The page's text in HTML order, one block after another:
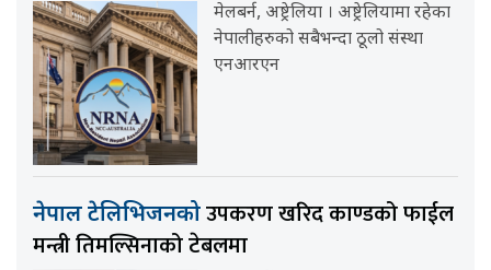
मेलबर्न, अष्ट्रेलिया । अष्ट्रेलियामा रहेका
नेपालीहरुको सबैभन्दा ठूलो संस्था
एनआरएन
नेपाल टेलिभिजनकोउपकरण खरिद काण्डको फाईल
मन्त्री तिमल्सिनाको टेबलमा